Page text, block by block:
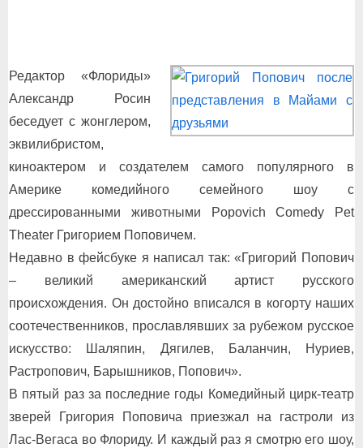
Редактор «Флориды»
Александр Росин
беседует с жонглером,
эквилибристом,
киноактером и создателем самого популярного в
Америке комедийного семейного шоу с
дрессированными животными Popovich Comedy Pet
Theater Григорием Поповичем.
Недавно в фейсбуке я написал так: «Григорий Попович
– великий американский артист русского
происхождения. Он достойно вписался в когорту наших
соотечественников, прославлявших за рубежом русское
искусство: Шаляпин, Дягилев, Баланчин, Нуриев,
Растропович, Барышников, Попович».
В пятый раз за последние годы Комедийный цирк-театр
зверей Григория Поповича приезжал на гастроли из
Лас-Вегаса во Флориду. И каждый раз я смотрю его шоу,